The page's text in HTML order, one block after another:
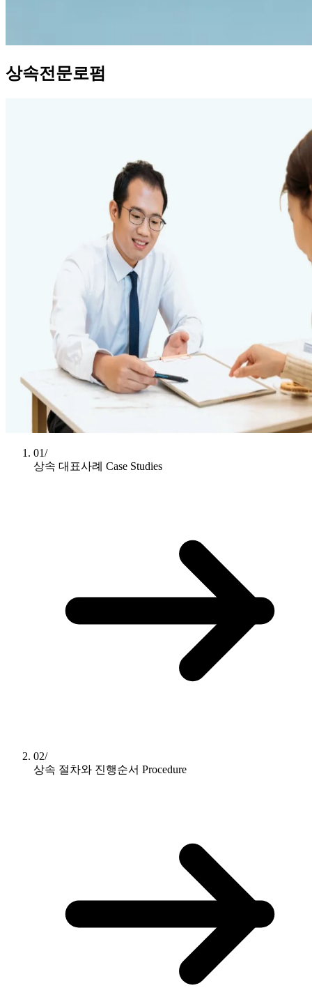
상속전문로펌
01/
상속 대표사례 Case Studies
02/
상속 절차와 진행순서 Procedure